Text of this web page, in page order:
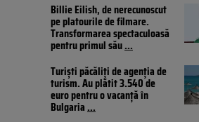
Billie Eilish, de nerecunoscut
pe platourile de filmare.
Transformarea spectaculoasă
pentru primul său...
Turiști păcăliți de agenția de
turism. Au plătit 3.540 de
euro pentru o vacanță în
Bulgaria...